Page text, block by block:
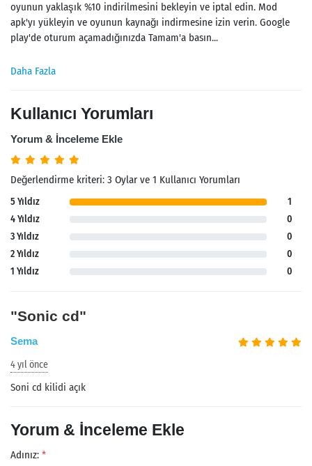
oyunun yaklaşık %10 indirilmesini bekleyin ve iptal edin. Mod
apk'yı yükleyin ve oyunun kaynağı indirmesine izin verin. Google
play'de oturum açamadığınızda Tamam'a basın...
Daha Fazla
Kullanıcı Yorumları
Yorum & İnceleme Ekle
Değerlendirme kriteri: 3 Oylar ve 1 Kullanıcı Yorumları
5 Yıldız
1
4 Yıldız
0
3 Yıldız
0
2 Yıldız
0
1 Yıldız
0
"Sonic cd"
Sema
4 yıl önce
Soni cd kilidi açık
Yorum & İnceleme Ekle
Adınız: *